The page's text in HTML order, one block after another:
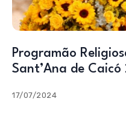
Programão
Sant’Ana de
17/07/2024